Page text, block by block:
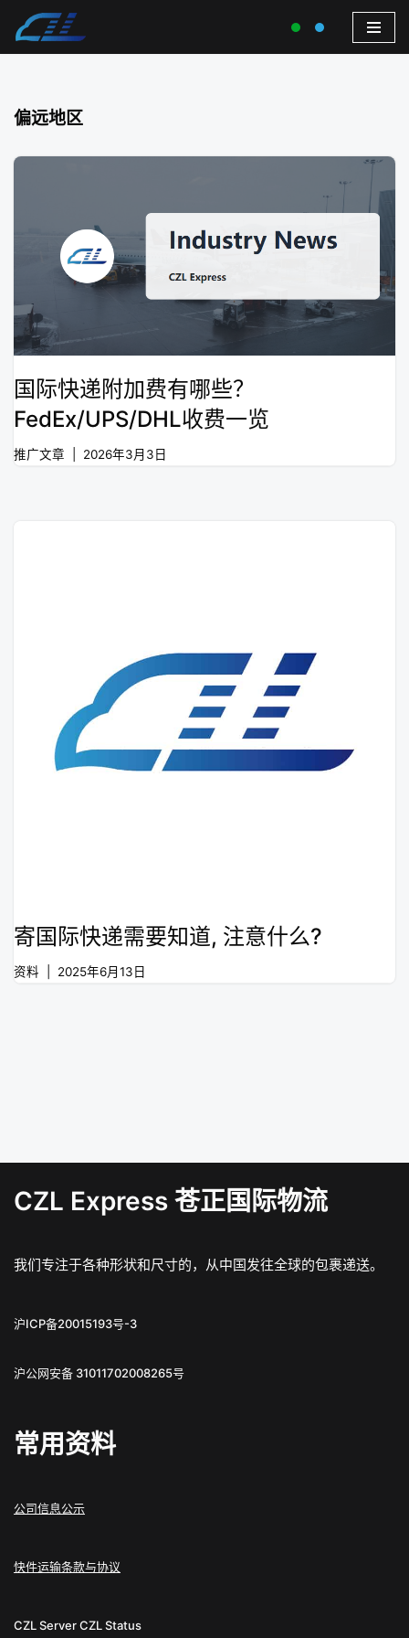
偏远地区
国际快递附加费有哪些？
FedEx/UPS/DHL收费一览
推广文章 2026年3月3日
寄国际快递需要知道, 注意什么?
资料 2025年6月13日
CZL Express 苍正国际物流
我们专注于各种形状和尺寸的，从中国发往全球的包裹递送。
沪ICP备20015193号-3
沪公网安备 31011702008265号
常用资料
公司信息公示
快件运输条款与协议
CZL ServerCZL Status